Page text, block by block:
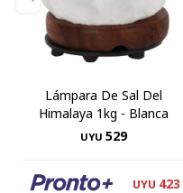
Lámpara De Sal Del
Himalaya 1kg - Blanca
UYU 529
UYU 423